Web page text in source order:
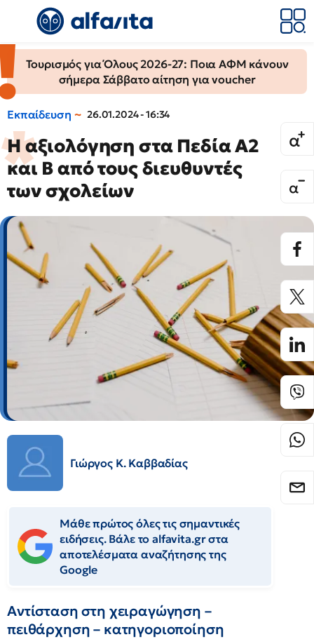
Τουρισμός για Όλους 2026-27: Ποια ΑΦΜ κάνουν
σήμερα Σάββατο αίτηση για voucher
Εκπαίδευση 26.01.2024 - 16:34
Η αξιολόγηση στα Πεδία Α2
και Β από τους διευθυντές
των σχολείων
Γιώργος Κ. Καββαδίας
Μάθε πρώτος όλες τις σημαντικές
ειδήσεις. Βάλε το alfavita.gr στα
αποτελέσματα αναζήτησης της
Google
Αντίσταση στη χειραγώγηση –
πειθάρχηση – κατηγοριοποίηση